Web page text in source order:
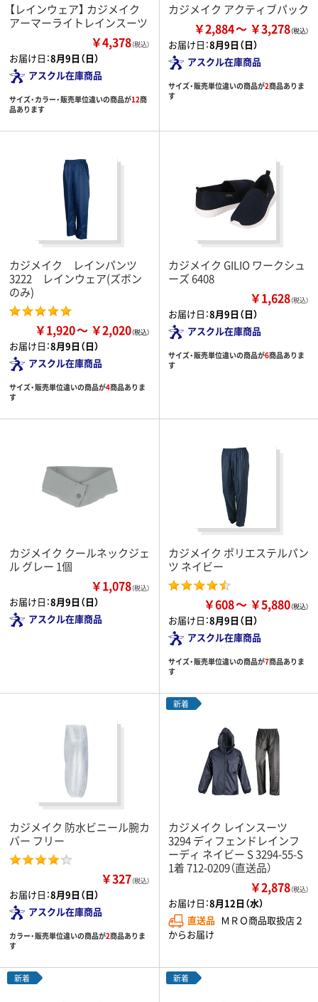
【レインウェア】 カジメイク
アーマーライトレインスーツ
￥4,378（税込）
お届け日：8月9日（日）
アスクル在庫商品
サイズ・カラー・販売単位違いの商品が12商
品あります
カジメイク アクティブパック
￥2,884 ￥3,278
お届け日：8月9日（日）
アスクル在庫商品
サイズ・販売単位違いの商品が2商品ありま
す
カジメイク レインパンツ
3222 レインウェア(ズボン
のみ)
￥1,920 ￥2,020
お届け日：8月9日（日）
アスクル在庫商品
サイズ・販売単位違いの商品が4商品ありま
す
カジメイク GILIO ワークシュ
ーズ 6408
￥1,628（税込）
お届け日：8月9日（日）
アスクル在庫商品
サイズ・販売単位違いの商品が6商品ありま
す
カジメイク クールネックジェ
ル グレー 1個
￥1,078（税込）
お届け日：8月9日（日）
アスクル在庫商品
カジメイク ポリエステルパン
ツ ネイビー
￥608 ￥5,880
お届け日：8月9日（日）
アスクル在庫商品
サイズ・販売単位違いの商品が7商品ありま
す
カジメイク 防水ビニール腕カ
バー フリー
￥327（税込）
お届け日：8月9日（日）
アスクル在庫商品
カラー・販売単位違いの商品が2商品ありま
す
新着
カジメイク レインスーツ
3294 ディフェンドレインフ
ーディ ネイビー S 3294-55-S
1着 712-0209（直送品）
￥2,878（税込）
お届け日：8月12日（水）
直送品 ＭＲＯ商品取扱店２
からお届け
新着 新着